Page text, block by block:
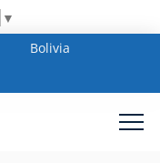
▼
Bolivia